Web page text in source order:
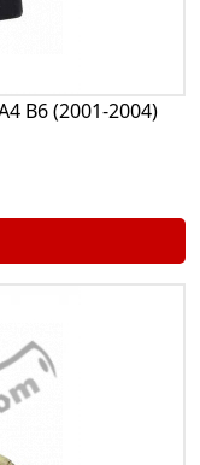
B6 (2001-2004)